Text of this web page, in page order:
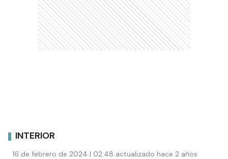
INTERIOR
16 de febrero de 2024 | 02:48 actualizado hace 2 años